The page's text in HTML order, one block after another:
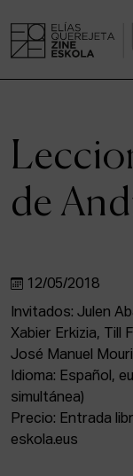
CENTRO DE
ESTUDIOS
COMUNIDAD
LA CASA DEL
ACTUALIDAD
de
12/05/2018
Invitados: Julen
Xabier Erkizia, Till
José Manuel
Idioma: Español,
simultánea)
Precio: Entrada
eskola.eus